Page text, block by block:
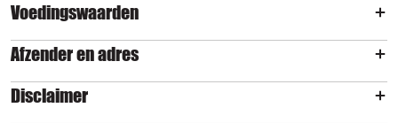
Voedingswaarden
Afzender en adres
Disclaimer